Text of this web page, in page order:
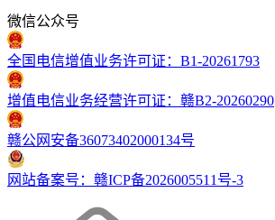
微信公众号
全国电信增值业务许可证：B1-20261793
增值电信业务经营许可证：赣B2-20260290
赣公网安备36073402000134号
网站备案号：赣ICP备2026005511号-3